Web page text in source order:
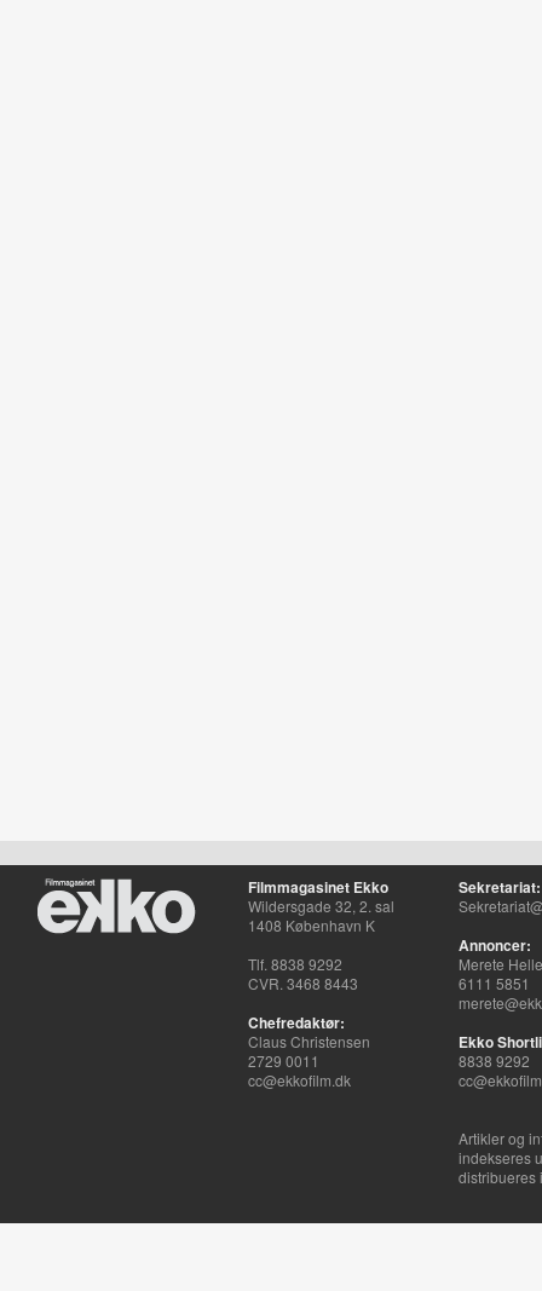
Filmmagasinet Ekko
Wildersgade 32, 2. sal
1408 København K
Tlf. 8838 9292
CVR. 3468 8443
Chefredaktør:
Claus Christensen
2729 0011
cc@ekkofilm.dk
Sekretariat:
Annoncer:
Merete
6111 5851
Ekko
8838 9292
Artikler og
indekseres
distribueres